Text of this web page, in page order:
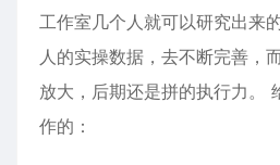
工作室几个人就可以研究出来
人的实操数据，去不断完善，
放大，后期还是拼的执行力。
作的：